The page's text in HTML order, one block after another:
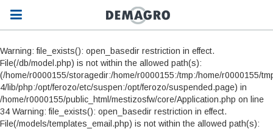
Warning: file_exists(): open_basedir restriction in effect.
File(/db/model.php) is not within the allowed path(s):
(/home/r0000155/storagedir:/home/r0000155:/tmp:/home/r0000155/
4/lib/php:/opt/ferozo/etc/suspen:/opt/ferozo/suspended.page) in
/home/r0000155/public_html/mestizosfw/core/Application.php on line
34 Warning: file_exists(): open_basedir restriction in effect.
File(/models/templates_email.php) is not within the allowed path(s):